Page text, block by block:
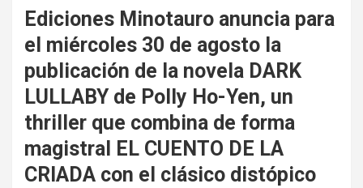
Ediciones Minotauro anuncia para
el miércoles 30 de agosto la
publicación de la novela DARK
LULLABY de Polly Ho-Yen, un
thriller que combina de forma
magistral EL CUENTO DE LA
CRIADA con el clásico distópico